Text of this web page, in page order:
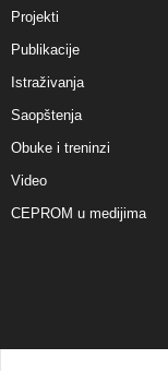
Projekti
Publikacije
Istraživanja
Saopštenja
Obuke i treninzi
Video
CEPROM u medijima